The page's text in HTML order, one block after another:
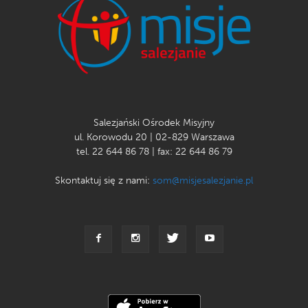
Pomóż dziewczynkom i chłopcom, którzy mimo
młodego wieku, przeżyli wiele tragedii. Pozbawieni
opieki i domu, żyją na ulicach, poszukując codziennie
jedzenia. Wielu z nich choruje, ale nie mogą iść do
lekarza, dlatego tak pilnie potrzebne są leki i
Za projekt odpowiada ks. Andrzej Borowiec SDB
Salezjański Ośrodek Misyjny
ul. Korowodu 20 | 02-829 Warszawa
tel. 22 644 86 78 | fax: 22 644 86 79
Skontaktuj się z nami: som@misjesalezjanie.pl